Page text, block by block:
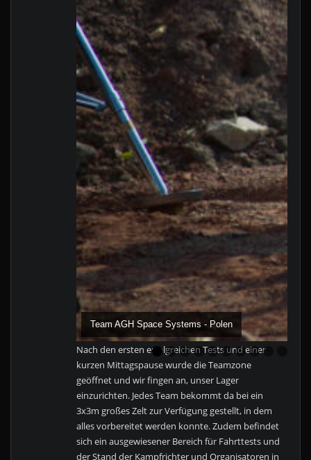
Team AGH Space Systems - Polen
Nach den ersten erfolgreichen Tests und einer
kurzen Mittagspause wurde die Teamzone
geöffnet und wir fingen an, unser Lager
einzurichten. Jedes Team bekommt da bei ein
3x3m großes Zelt zur Verfügung gestellt, in dem
alles vorbereitet werden konnte. Zudem befindet
sich ein ausgewiesener Bereich für Fahrttests und
der Stand der Kampfrichter und Organisatoren in